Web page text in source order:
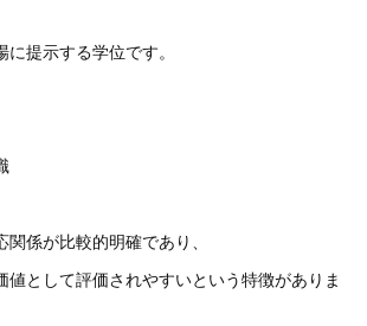
提示する学位です。
係が比較的明確であり、
値として評価されやすいという特徴がありま